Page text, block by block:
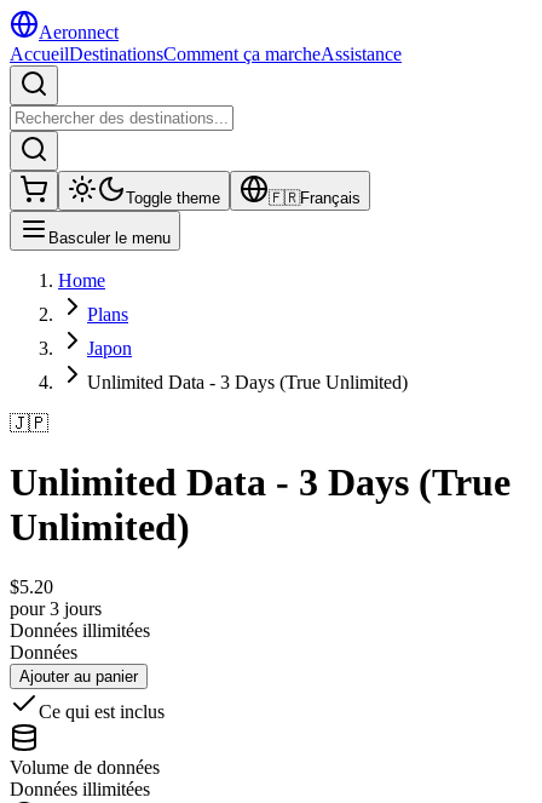
Aeronnect
AccueilDestinationsComment ça marcheAssistance
Toggle theme 🇫🇷Français
Basculer le menu
Home
Plans
Japon
Unlimited Data - 3 Days (True Unlimited)
🇯🇵
Unlimited Data - 3 Days (True
Unlimited)
$5.20
pour 3 jours
Données illimitées
Données
Ajouter au panier
Ce qui est inclus
Volume de données
Données illimitées